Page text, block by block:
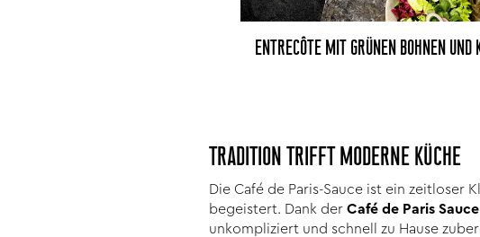
ENTRECÔTE MIT GRÜNEN BOHNEN UND
TRADITION TRIFFT MODERNE KÜCHE
Die Café de Paris-Sauce ist ein zeitloser
begeistert. Dank der Café de Paris Sauce
unkompliziert und schnell zu Hause